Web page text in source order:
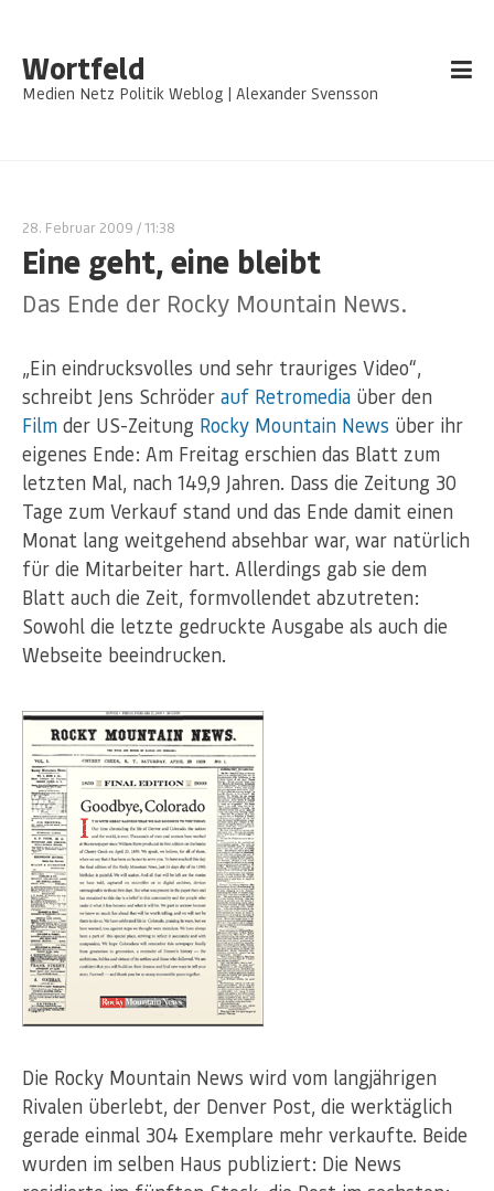
Wortfeld
Medien Netz Politik Weblog | Alexander Svensson
28. Februar 2009 / 11:38
Eine geht, eine bleibt
Das Ende der Rocky Mountain News.
„Ein eindrucksvolles und sehr trauriges Video“,
schreibt Jens Schröder auf Retromedia über den
Film der US-Zeitung Rocky Mountain News über ihr
eigenes Ende: Am Freitag erschien das Blatt zum
letzten Mal, nach 149,9 Jahren. Dass die Zeitung 30
Tage zum Verkauf stand und das Ende damit einen
Monat lang weitgehend absehbar war, war natürlich
für die Mitarbeiter hart. Allerdings gab sie dem
Blatt auch die Zeit, formvollendet abzutreten:
Sowohl die letzte gedruckte Ausgabe als auch die
Webseite beeindrucken.
Die Rocky Mountain News wird vom langjährigen
Rivalen überlebt, der Denver Post, die werktäglich
gerade einmal 304 Exemplare mehr verkaufte. Beide
wurden im selben Haus publiziert: Die News